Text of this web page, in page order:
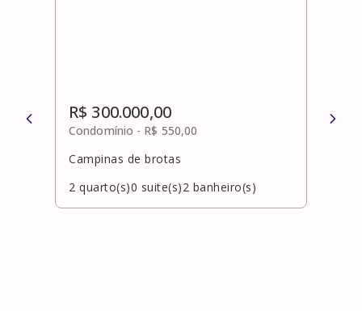
R$ 300.000,00
Condomínio - R$ 550,00
Campinas de brotas
2 quarto(s)0 suite(s)2 banheiro(s)
R$